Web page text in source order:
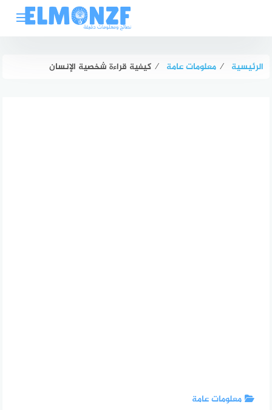
الرئيسية ⁄ معلومات عامة ⁄ كيفية قراءة شخصية الإنسان
معلومات عامة